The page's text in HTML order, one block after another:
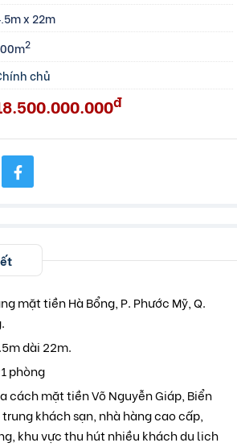
x 22m
2
chủ
đ
mặt tiền Hà Bổng, P. Phước Mỹ, Q.
dài 22m.
phòng
cách mặt tiền Võ Nguyễn Giáp, Biển
khách sạn, nhà hàng cao cấp,
khu vực thu hút nhiều khách du lich